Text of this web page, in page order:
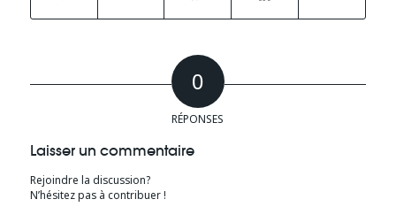
0
RÉPONSES
Laisser un commentaire
Rejoindre la discussion?
N’hésitez pas à contribuer !